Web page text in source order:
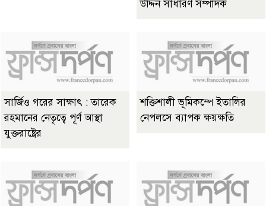
উদ্দিন সাধারণ সম্পাদক
সার্জিও গরের সাক্ষাৎ : তারেক
রহমানের নেতৃত্বে পূর্ণ আস্থা
যুক্তরাষ্ট্রের
শক্তিশালী ভূমিকম্পে ইতালির
নেপলসে ব্যাপক ক্ষয়ক্ষতি